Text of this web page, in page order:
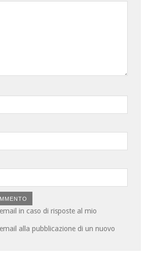
in caso di risposte al mio
alla pubblicazione di un nuovo